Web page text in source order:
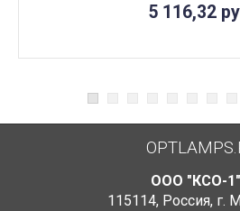
5 116,32
ООО "КСО-1"
115114, Россия, г.